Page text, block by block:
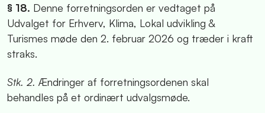
§ 18. Denne forretningsorden er vedtaget på
Udvalget for Erhverv, Klima, Lokal udvikling &
Turismes møde den 2. februar 2026 og træder i kraft
straks.
Stk. 2. Ændringer af forretningsordenen skal
behandles på et ordinært udvalgsmøde.